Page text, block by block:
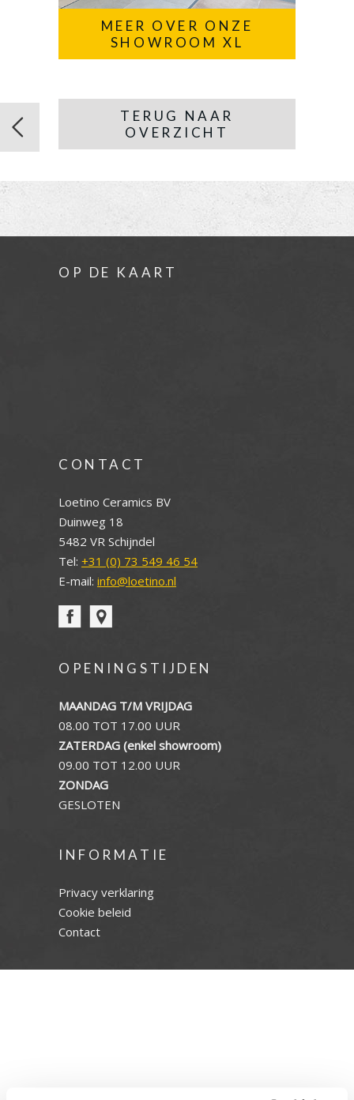
MEER OVER ONZE
SHOWROOM XL
TERUG NAAR
OVERZICHT
OP DE KAART
CONTACT
Loetino Ceramics BV
Duinweg 18
5482 VR Schijndel
Tel: +31 (0) 73 549 46 54
E-mail: info@loetino.nl
OPENINGSTIJDEN
MAANDAG T/M VRIJDAG
08.00 TOT 17.00 UUR
ZATERDAG (enkel showroom)
09.00 TOT 12.00 UUR
ZONDAG
GESLOTEN
INFORMATIE
Privacy verklaring
Cookie beleid
Contact